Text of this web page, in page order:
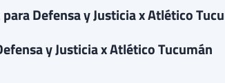
Defensa y Justicia x Atlético
y Justicia x Atlético Tucumán